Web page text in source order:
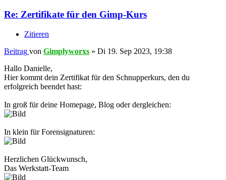
Re: Zertifikate für den Gimp-Kurs
Zitieren
Beitrag von Gimplyworxs » Di 19. Sep 2023, 19:38
Hallo Danielle,
Hier kommt dein Zertifikat für den Schnupperkurs, den du
erfolgreich beendet hast:
In groß für deine Homepage, Blog oder dergleichen:
In klein für Forensignaturen:
Herzlichen Glückwunsch,
Das Werkstatt-Team